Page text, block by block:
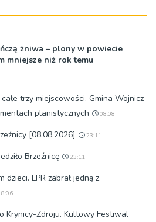
żniwa – plony w powiecie
mniejsze niż rok temu
trzy miejscowości. Gmina Wojnicz
planistycznych
08:08
[08.08.2026] 23:11
Brzeźnicę 23:11
dzieci. LPR zabrał jedną z
Krynicy-Zdroju. Kultowy Festiwal